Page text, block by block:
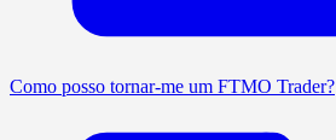
Como posso tornar-me um FTMO Trader?